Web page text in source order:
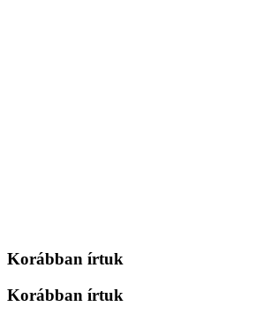
Korábban írtuk
Korábban írtuk